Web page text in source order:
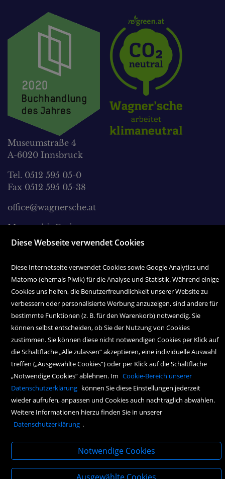
Museumstraße 4
A-6020 Innsbruck
Tel. 0512 595 05-0
Fax 0512 595 05-38
office@wagnersche.at
Montag bis Freitag:
9.00 Uhr bis 18.30 Uhr
9.00 Uhr bis 17.00 Uhr
Copyright Icons: Fahrradicon | Socialicon | Zahlungsicon | Serviceicons
Diese Webseite verwendet Cookies
Diese Internetseite verwendet Cookies sowie Google Analytics und
Matomo (ehemals Piwik) für die Analyse und Statistik. Während einige
Cookies uns helfen, die Benutzerfreundlichkeit unserer Website zu
verbessern oder personalisierte Werbung anzuzeigen, sind andere für
bestimmte Funktionen (z. B. für den Warenkorb) notwendig. Sie
können selbst entscheiden, ob Sie der Nutzung von Cookies
zustimmen. Sie können diese nicht notwendigen Cookies per Klick auf
die Schaltfläche „Alle zulassen“ akzeptieren, eine individuelle Auswahl
treffen („Ausgewählte Cookies“) oder per Klick auf die Schaltfläche
„Notwendige Cookies“ ablehnen. Im Cookie-Bereich unserer
Datenschutzerklärung können Sie diese Einstellungen jederzeit
wieder aufrufen, anpassen und Cookies auch nachträglich abwählen.
Weitere Informationen hierzu finden Sie in unserer
Datenschutzerklärung .
Notwendige Cookies